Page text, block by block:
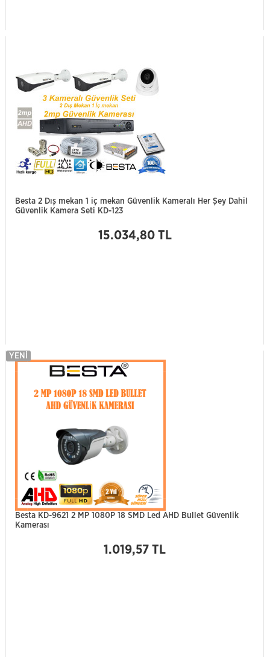
Besta 2 Dış mekan 1 iç mekan Güvenlik Kameralı Her Şey Dahil
Güvenlik Kamera Seti KD-123
15.034,80 TL
Besta KD-9621 2 MP 1080P 18 SMD Led AHD Bullet Güvenlik
Kamerası
1.019,57 TL
YENI